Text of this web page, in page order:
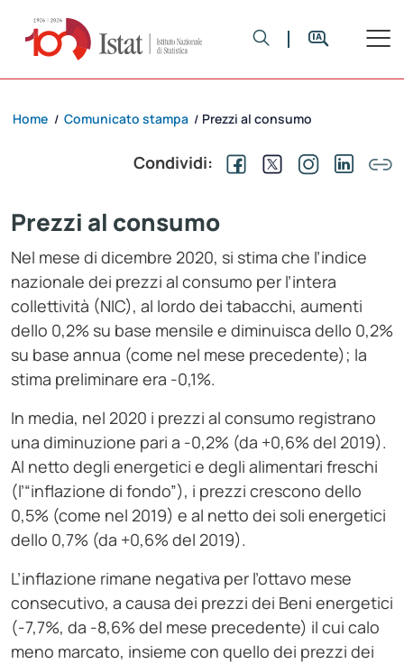
Home / Comunicato stampa / Prezzi al consumo
Condividi:
Prezzi al consumo
Nel mese di dicembre 2020, si stima che l’indice
nazionale dei prezzi al consumo per l’intera
collettività (NIC), al lordo dei tabacchi, aumenti
dello 0,2% su base mensile e diminuisca dello 0,2%
su base annua (come nel mese precedente); la
stima preliminare era -0,1%.
In media, nel 2020 i prezzi al consumo registrano
una diminuzione pari a -0,2% (da +0,6% del 2019).
Al netto degli energetici e degli alimentari freschi
(l’“inflazione di fondo”), i prezzi crescono dello
0,5% (come nel 2019) e al netto dei soli energetici
dello 0,7% (da +0,6% del 2019).
L’inflazione rimane negativa per l’ottavo mese
consecutivo, a causa dei prezzi dei Beni energetici
(-7,7%, da -8,6% del mese precedente) il cui calo
meno marcato, insieme con quello dei prezzi dei